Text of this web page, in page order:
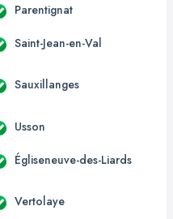
Parentignat
Saint-Jean-en-Val
Sauxillanges
Usson
Égliseneuve-des-Liards
Vertolaye